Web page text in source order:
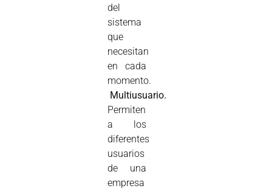
del
sistema
que
necesitan
en cada
momento.
Multiusuario.
Permiten
a los
diferentes
usuarios
de una
empresa